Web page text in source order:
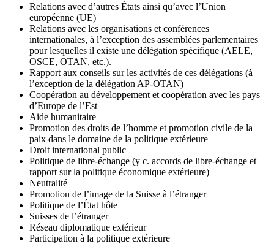
Relations avec d’autres États ainsi qu’avec l’Union
européenne (UE)
Relations avec les organisations et conférences
internationales, à l’exception des assemblées parlementaires
pour lesquelles il existe une délégation spécifique (AELE,
OSCE, OTAN, etc.).
Rapport aux conseils sur les activités de ces délégations (à
l’exception de la délégation AP-OTAN)
Coopération au développement et coopération avec les pays
d’Europe de l’Est
Aide humanitaire
Promotion des droits de l’homme et promotion civile de la
paix dans le domaine de la politique extérieure
Droit international public
Politique de libre-échange (y c. accords de libre-échange et
rapport sur la politique économique extérieure)
Neutralité
Promotion de l’image de la Suisse à l’étranger
Politique de l’État hôte
Suisses de l’étranger
Réseau diplomatique extérieur
Participation à la politique extérieure